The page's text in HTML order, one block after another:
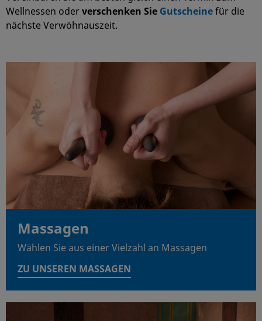
Wellnessen oderverschenken Sie Gutscheinefür die
nächste Verwöhnauszeit.
Massagen
Wählen Sie aus einer Vielzahl an Massagen
ZU UNSEREN MASSAGEN